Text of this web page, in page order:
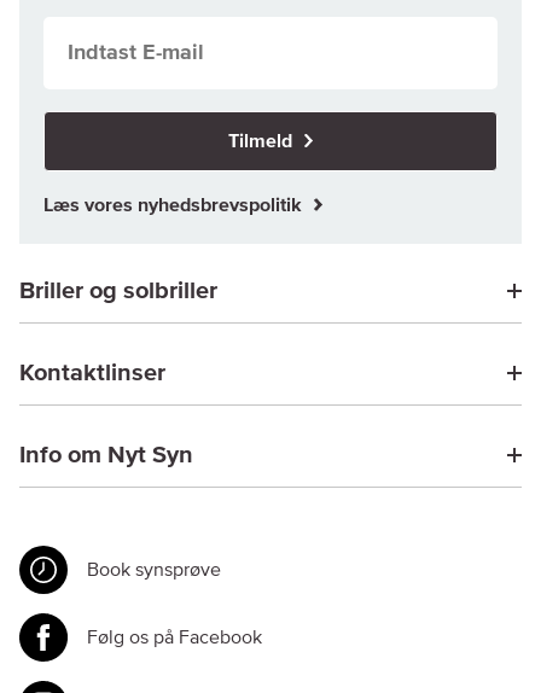
Tilmeld
Læs vores nyhedsbrevspolitik
Briller og solbriller
Kontaktlinser
Info om Nyt Syn
Book synsprøve
Følg os på Facebook